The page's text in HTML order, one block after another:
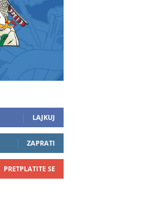
LAJKUJ
ZAPRATI
PRETPLATITE SE